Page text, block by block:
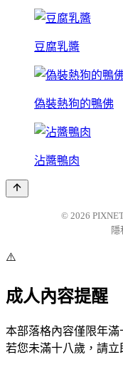
豆腐乳醬
偽裝熱狗的鴨佛
沾醬鴨肉
© 2026
隱
⚠️
成人內容提醒
本部落格內容僅限年滿
若您未滿十八歲，請立